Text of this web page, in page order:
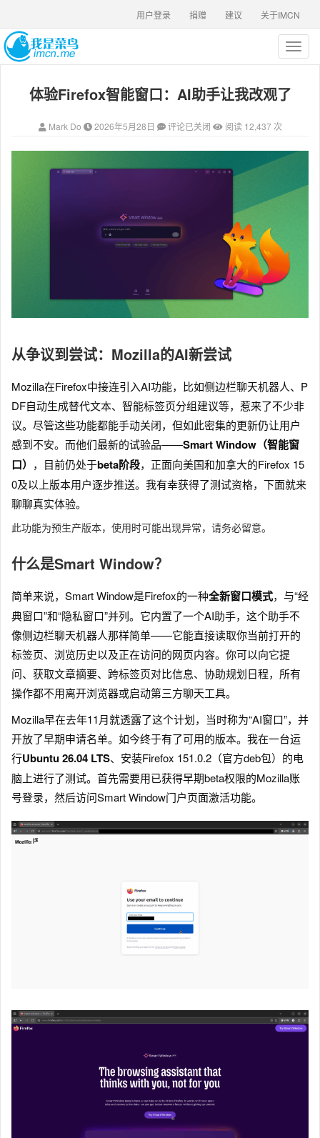
关于IMCN
建议
捐赠
用户登录
T
o
a
g
体验Firefox智能窗口：AI助手让我改观了
Mark Do 2026年5月28日 评论已关闭 阅读 12,437 次
从争议到尝试：Mozilla的AI新尝试
Mozilla在Firefox中接连引入AI功能，比如侧边栏聊天机器人、P
DF自动生成替代文本、智能标签页分组建议等，惹来了不少非
议。尽管这些功能都能手动关闭，但如此密集的更新仍让用户
感到不安。而他们最新的试验品——Smart Window（智能窗
口） ，目前仍处于beta阶段，正面向美国和加拿大的Firefox 15
0及以上版本用户逐步推送。我有幸获得了测试资格，下面就来
聊聊真实体验。
此功能为预生产版本，使用时可能出现异常，请务必留意。
什么是Smart Window？
简单来说，Smart Window是Firefox的一种全新窗口模式，与“经
典窗口”和“隐私窗口”并列。它内置了一个AI助手，这个助手不
像侧边栏聊天机器人那样简单——它能直接读取你当前打开的
标签页、浏览历史以及正在访问的网页内容。你可以向它提
问、获取文章摘要、跨标签页对比信息、协助规划日程，所有
操作都不用离开浏览器或启动第三方聊天工具。
Mozilla早在去年11月就透露了这个计划，当时称为“AI窗口”，并
开放了早期申请名单。如今终于有了可用的版本。我在一台运
行Ubuntu 26.04 LTS、安装Firefox 151.0.2（官方deb包）的电
脑上进行了测试。首先需要用已获得早期beta权限的Mozilla账
号登录，然后访问Smart Window门户页面激活功能。